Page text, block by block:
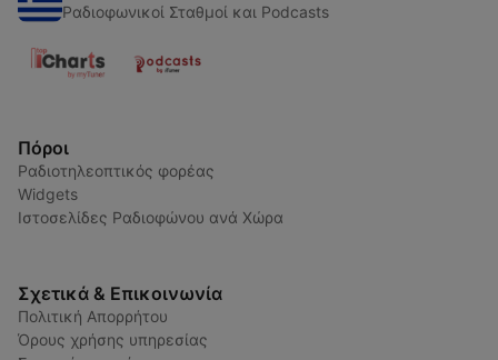
Ραδιοφωνικοί Σταθμοί και Podcasts
Πόροι
Ραδιοτηλεοπτικός φορέας
Widgets
Ιστοσελίδες Ραδιοφώνου ανά Χώρα
Σχετικά & Επικοινωνία
Πολιτική Απορρήτου
Όρους χρήσης υπηρεσίας